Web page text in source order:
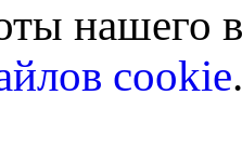
нашего
cookie.